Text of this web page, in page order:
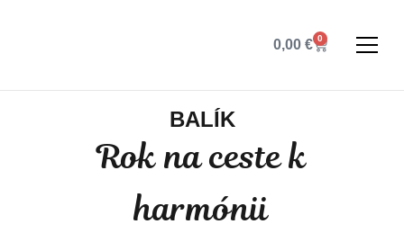
0,00€ 0
BALÍK
Rok na ceste k
harmónii